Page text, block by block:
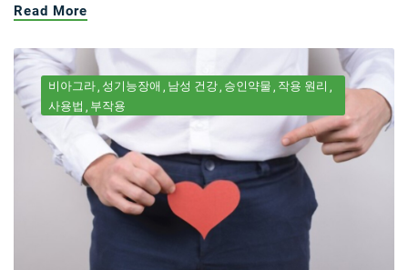
Read More
비아그라 성기능장애 남성 건강 승인약물 작용 원리
사용법
부작용